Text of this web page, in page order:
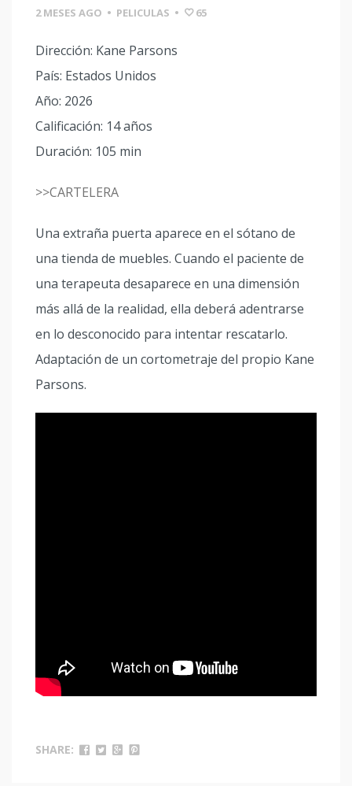
2 MESES AGO • PELICULAS • 65
Dirección: Kane Parsons
País: Estados Unidos
Año: 2026
Calificación: 14 años
Duración: 105 min
>>CARTELERA
Una extraña puerta aparece en el sótano de
una tienda de muebles. Cuando el paciente de
una terapeuta desaparece en una dimensión
más allá de la realidad, ella deberá adentrarse
en lo desconocido para intentar rescatarlo.
Adaptación de un cortometraje del propio Kane
Parsons.
SHARE: